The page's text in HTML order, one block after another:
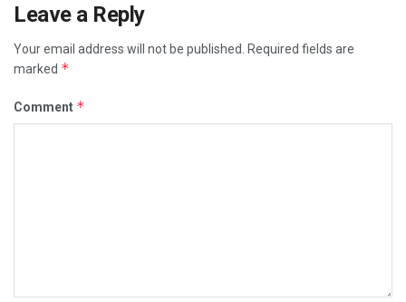
Leave a Reply
Your email address will not be published.
Required fields are
marked *
Comment *